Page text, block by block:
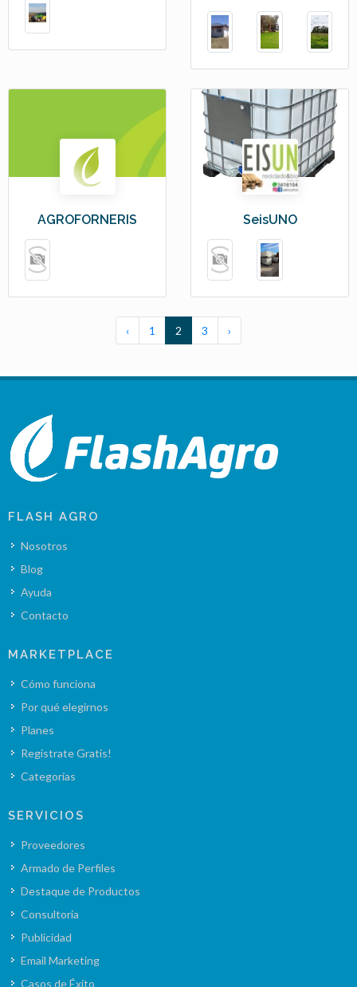
AGROFORNERIS SeisUNO
‹ 1 2 3 ›
FLASH AGRO
Nosotros
Blog
Ayuda
Contacto
MARKETPLACE
Cómo funciona
Por qué elegirnos
Planes
Registrate Gratis!
Categorías
SERVICIOS
Proveedores
Armado de Perfiles
Destaque de Productos
Consultoría
Publicidad
Email Marketing
Casos de Éxito